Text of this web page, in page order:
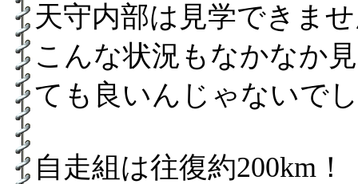
天守内部は見学できま
こんな状況もなかなか
ても良いんじゃないで
自走組は往復約200km！